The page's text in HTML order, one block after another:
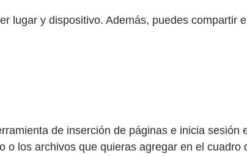
lugar y dispositivo. Además, puedes compartir
de inserción de páginas e inicia sesión
los archivos que quieras agregar en el cuadro